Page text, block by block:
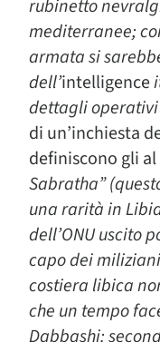
rubinetto
mediterranee;
armata si
dell’intelligence
dettagli operativi
di un’inchiesta
definiscono gli
Sabratha”
una rarità in
dell’ONU uscito
capo dei
costiera libica
che un tempo
Dabbashi: